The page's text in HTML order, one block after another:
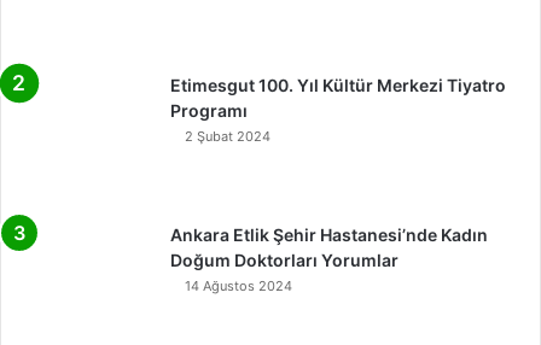
Etimesgut 100. Yıl Kültür Merkezi Tiyatro
Programı
2 Şubat 2024
Ankara Etlik Şehir Hastanesi’nde Kadın
Doğum Doktorları Yorumlar
14 Ağustos 2024